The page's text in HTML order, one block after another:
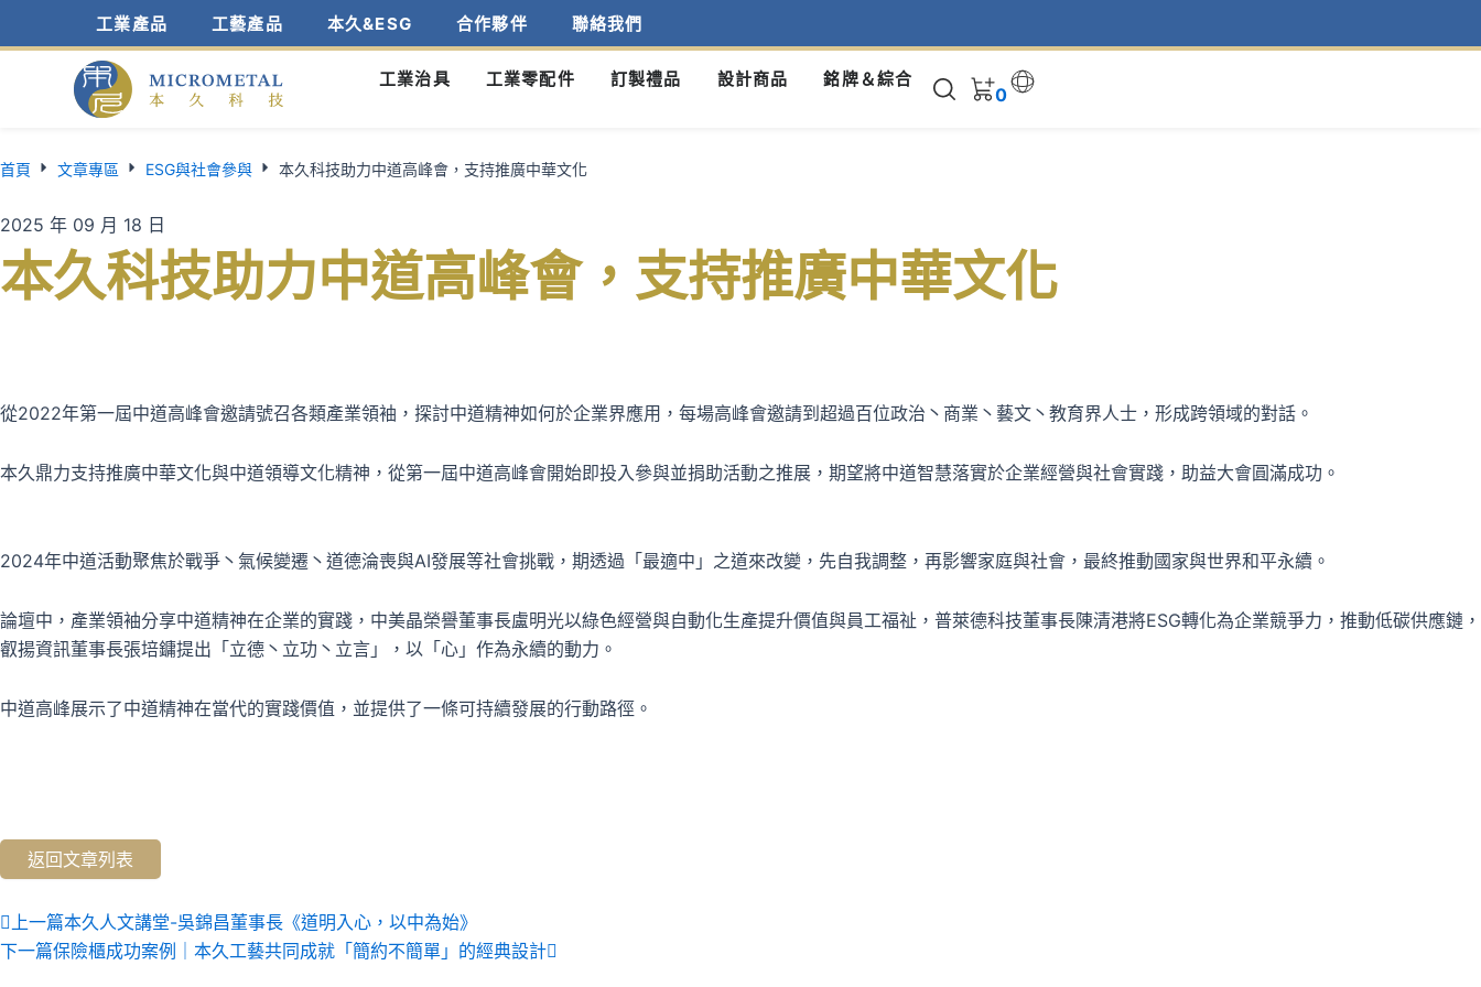
至
容
工業產品 工藝產品 本久&ESG 合作夥伴 聯絡我們
工業治具 工業零配件 訂製禮品 設計商品 銘牌＆綜合
0
首頁 文章專區 ESG與社會參與 本久科技助力中道高峰會，支持推廣中華文化
2025 年 09 月 18 日
本久科技助力中道高峰會，支持推廣中華文化
從2022年第一屆中道高峰會邀請號召各類產業領袖，探討中道精神如何於企業界應用，每場高峰會邀請到超過百位政治丶商業丶藝文丶教育界人士，形成跨領域的對話。
本久鼎力支持推廣中華文化與中道領導文化精神，從第一屆中道高峰會開始即投入參與並捐助活動之推展，期望將中道智慧落實於企業經營與社會實踐，助益大會圓滿成功。
2024年中道活動聚焦於戰爭丶氣候變遷丶道德淪喪與AI發展等社會挑戰，期透過「最適中」之道來改變，先自我調整，再影響家庭與社會，最終推動國家與世界和平永續。
論壇中，產業領袖分享中道精神在企業的實踐，中美晶榮譽董事長盧明光以綠色經營與自動化生產提升價值與員工福祉，普萊德科技董事長陳清港將ESG轉化為企業競爭力，推動低碳供應鏈，
叡揚資訊董事長張培鏞提出「立德丶立功丶立言」，以「心」作為永續的動力。
中道高峰展示了中道精神在當代的實踐價值，並提供了一條可持續發展的行動路徑。
返回文章列表
上
一
上一篇本久人文講堂-吳錦昌董事長《道明入心，以中為始》
下一篇保險櫃成功案例｜本久工藝共同成就「簡約不簡單」的經典設計